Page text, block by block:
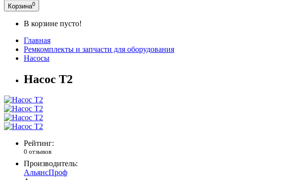
Корзина0
В корзине пусто!
Главная
Ремкомплекты и запчасти для оборудования
Насосы
Насос T2
Рейтинг:
0 отзывов
Производитель:
АльянсПроф